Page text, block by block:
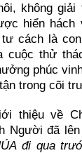
không
hiển hách
cách là
cuộc thử
phúc
trong cõi
thiệu về
Người đã
đi qua